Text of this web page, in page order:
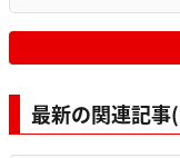
最新の関連記事